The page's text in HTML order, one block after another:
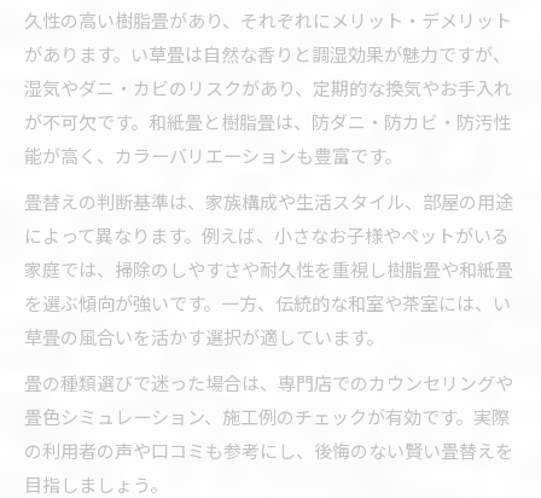
久性の高い樹脂畳があり、それぞれにメリット・デメリット
があります。い草畳は自然な香りと調湿効果が魅力ですが、
湿気やダニ・カビのリスクがあり、定期的な換気やお手入れ
が不可欠です。和紙畳と樹脂畳は、防ダニ・防カビ・防汚性
能が高く、カラーバリエーションも豊富です。
畳替えの判断基準は、家族構成や生活スタイル、部屋の用途
によって異なります。例えば、小さなお子様やペットがいる
家庭では、掃除のしやすさや耐久性を重視し樹脂畳や和紙畳
を選ぶ傾向が強いです。一方、伝統的な和室や茶室には、い
草畳の風合いを活かす選択が適しています。
畳の種類選びで迷った場合は、専門店でのカウンセリングや
畳色シミュレーション、施工例のチェックが有効です。実際
の利用者の声や口コミも参考にし、後悔のない賢い畳替えを
目指しましょう。